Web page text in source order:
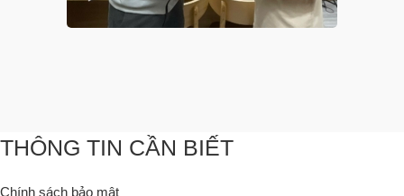
THÔNG TIN CẦN BIẾT
Chính sách bảo mật